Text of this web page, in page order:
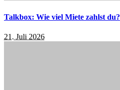
Talkbox: Wie viel Miete zahlst du?
21. Juli 2026